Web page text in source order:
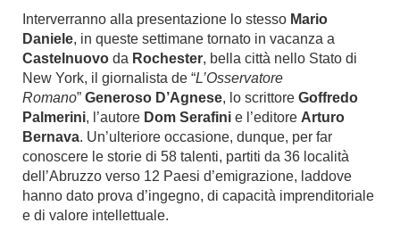
Interverranno alla presentazione lo stesso Mario
Daniele, in queste settimane tornato in vacanza a
Castelnuovo da Rochester, bella città nello Stato di
New York, il giornalista de “L’Osservatore
Romano” Generoso D’Agnese, lo scrittore Goffredo
Palmerini, l’autore Dom Serafini e l’editore Arturo
Bernava. Un’ulteriore occasione, dunque, per far
conoscere le storie di 58 talenti, partiti da 36 località
dell’Abruzzo verso 12 Paesi d’emigrazione, laddove
hanno dato prova d’ingegno, di capacità imprenditoriale
e di valore intellettuale.